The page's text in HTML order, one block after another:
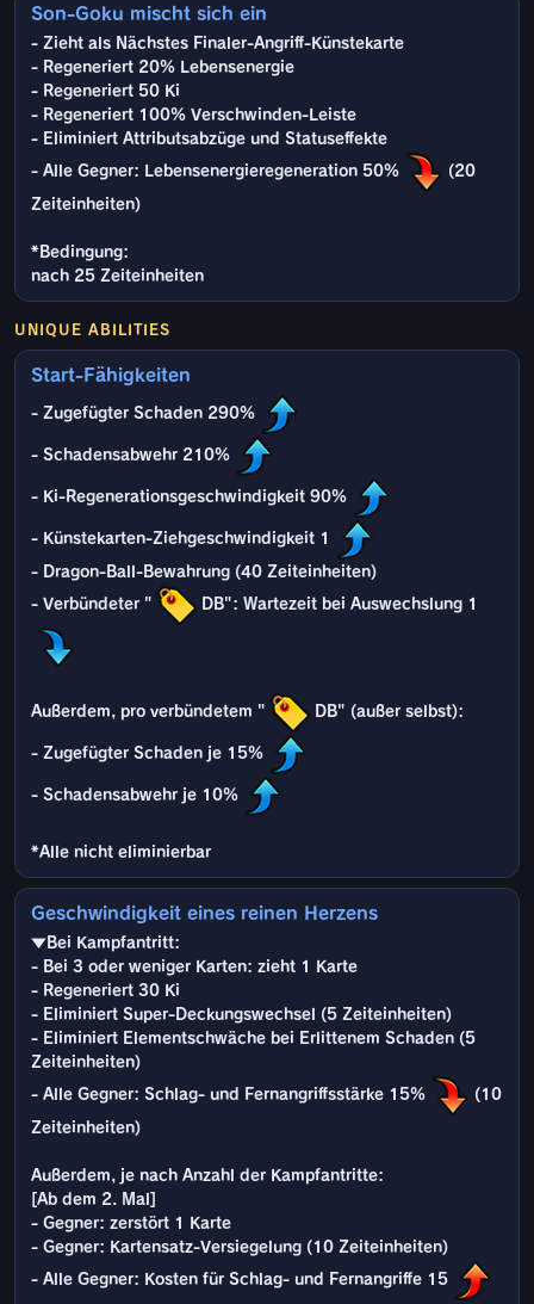
Son-Goku mischt sich ein
- Zieht als Nächstes Finaler-Angriff-Künstekarte
- Regeneriert 20% Lebensenergie
- Regeneriert 50 Ki
- Regeneriert 100% Verschwinden-Leiste
- Eliminiert Attributsabzüge und Statuseffekte
- Alle Gegner: Lebensenergieregeneration 50% (20
Zeiteinheiten)
*Bedingung:
nach 25 Zeiteinheiten
UNIQUE ABILITIES
Start-Fähigkeiten
- Zugefügter Schaden 290%
- Schadensabwehr 210%
- Ki-Regenerationsgeschwindigkeit 90%
- Künstekarten-Ziehgeschwindigkeit 1
- Dragon-Ball-Bewahrung (40 Zeiteinheiten)
- Verbündeter " DB": Wartezeit bei Auswechslung 1
Außerdem, pro verbündetem " DB" (außer selbst):
- Zugefügter Schaden je 15%
- Schadensabwehr je 10%
*Alle nicht eliminierbar
Geschwindigkeit eines reinen Herzens
▼Bei Kampfantritt:
- Bei 3 oder weniger Karten: zieht 1 Karte
- Regeneriert 30 Ki
- Eliminiert Super-Deckungswechsel (5 Zeiteinheiten)
- Eliminiert Elementschwäche bei Erlittenem Schaden (5
Zeiteinheiten)
- Alle Gegner: Schlag- und Fernangriffsstärke 15% (10
Zeiteinheiten)
Außerdem, je nach Anzahl der Kampfantritte:
[Ab dem 2. Mal]
- Gegner: zerstört 1 Karte
- Gegner: Kartensatz-Versiegelung (10 Zeiteinheiten)
- Alle Gegner: Kosten für Schlag- und Fernangriffe 15